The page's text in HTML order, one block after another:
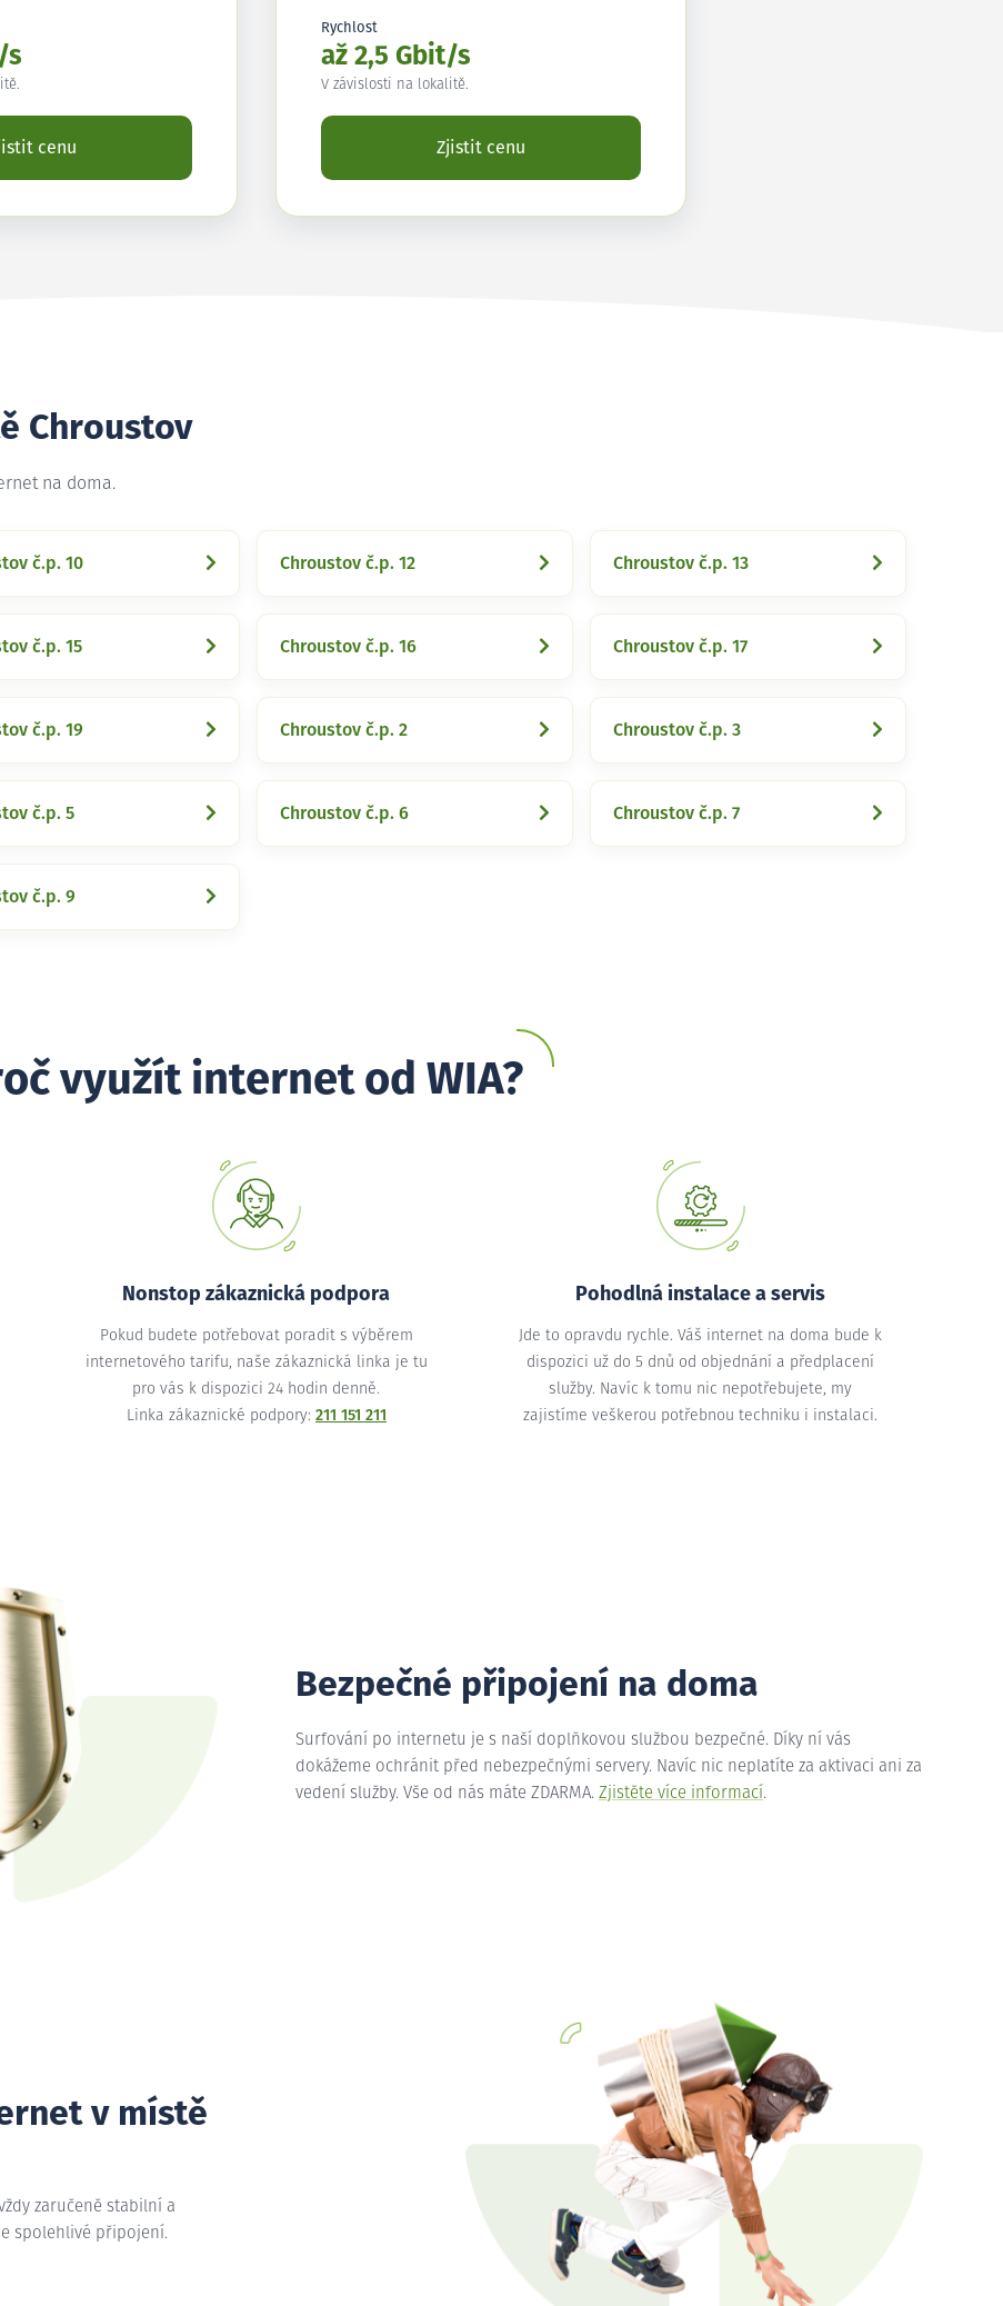
s
cenu
Rychlost
až 2,5 Gbit/s
V závislosti na lokalitě.
Zjistit cenu
Chroustov
na doma.
č.p. 10 Chroustov č.p. 12 Chroustov č.p. 13
č.p. 15 Chroustov č.p. 16 Chroustov č.p. 17
č.p. 19 Chroustov č.p. 2 Chroustov č.p. 3
č.p. 5 Chroustov č.p. 6 Chroustov č.p. 7
č.p. 9
využít internet od WIA?
Nonstop zákaznická podpora
Pokud budete potřebovat poradit s výběrem
internetového tarifu, naše zákaznická linka je tu
pro vás k dispozici 24 hodin denně.
Linka zákaznické podpory: 211 151 211
Pohodlná instalace a servis
Jde to opravdu rychle. Váš internet na doma bude k
dispozici už do 5 dnů od objednání a předplacení
služby. Navíc k tomu nic nepotřebujete, my
zajistíme veškerou potřebnou techniku i instalaci.
Bezpečné připojení na doma
Surfování po internetu je s naší doplňkovou službou bezpečné. Díky ní vás
dokážeme ochránit před nebezpečnými servery. Navíc nic neplatíte za aktivaci ani za
vedení služby. Vše od nás máte ZDARMA. Zjistěte více informací.
v místě
zaručeně stabilní a
spolehlivé připojení.